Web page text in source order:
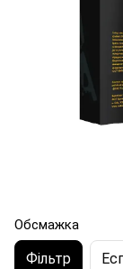
Обсмажка
Фільтр